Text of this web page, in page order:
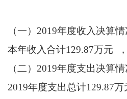
（一）2019年度收入决算
本年收入合计129.87万元
，
（二）2019年度支出决算
2019年度支出总计129.87万